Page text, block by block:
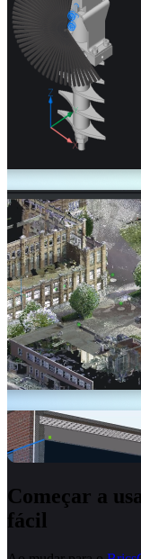
Começar a
fácil